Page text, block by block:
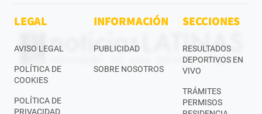
LEGAL
AVISO LEGAL
POLÍTICA DE
COOKIES
POLÍTICA DE
PRIVACIDAD
INFORMACIÓN
PUBLICIDAD
SOBRE NOSOTROS
SECCIONES
RESULTADOS
DEPORTIVOS EN
VIVO
TRÁMITES
PERMISOS